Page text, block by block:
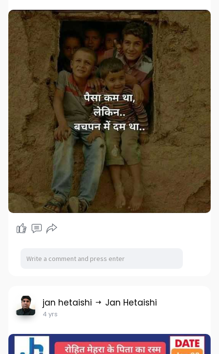
jan hetaishi Jan Hetaishi
4 yrs